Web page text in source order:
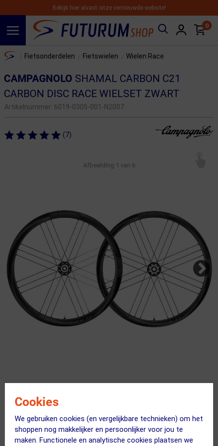
Cookies
We gebruiken cookies (en vergelijkbare technieken) om het
shoppen nog makkelijker en persoonlijker voor jou te
maken. Functionele en analytische cookies plaatsen we
Bekijk hier alvast onze vernieuwde website!
0
Home Fietsonderdelen Fietswielen Wielen Race
CAMPAGNOLO SHAMAL CARBON C21
CARBON DISC RACE WIELSET ZWART
Artikelnummer: 6019-0305-001-N2007
(7)
Afbeelding 1 van 6
Kies je versie
Uitverkocht